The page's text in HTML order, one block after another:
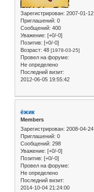
Зарегистрирован: 2007-01-12
Приглашений: 0
Сообщений: 400
Уважение: [+0/-0]
Позитив: [+0/-0]
Возраст: 48 [1978-03-25]
Провел на форуме:
Не определено
Последний визит:
2012-06-05 19:55:42
ёжик
Members
Зарегистрирован: 2008-04-24
Приглашений: 0
Сообщений: 298
Уважение: [+0/-0]
Позитив: [+0/-0]
Провел на форуме:
Не определено
Последний визит:
2014-10-04 21:24:00